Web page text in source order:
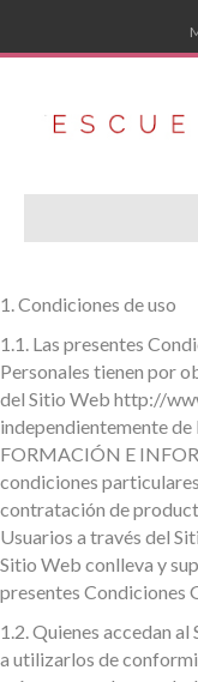
1. Condiciones de uso
1.1. Las presentes
Personales tienen por
del Sitio Web http://
independientemente
FORMACIÓN E
condiciones
contratación de
Usuarios a través del
Sitio Web conlleva y
presentes Condiciones
1.2. Quienes accedan
a utilizarlos de